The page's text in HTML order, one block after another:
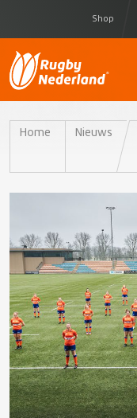
Shop
Home Nieuws